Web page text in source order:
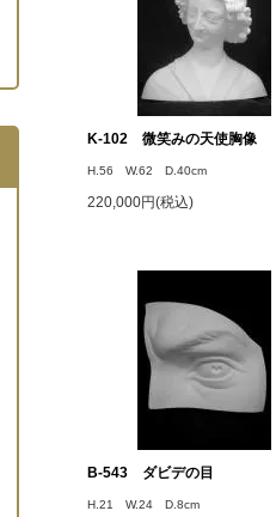
K-102 微笑みの天使胸像
H.56 W.62 D.40cm
220,000円(税込)
B-543 ダビデの目
H.21 W.24 D.8cm